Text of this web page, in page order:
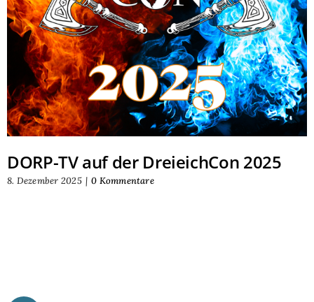
DORP-TV auf der DreieichCon 2025
8. Dezember 2025 | 0 Kommentare